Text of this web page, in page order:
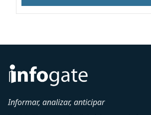
Informar, analizar, anticipar